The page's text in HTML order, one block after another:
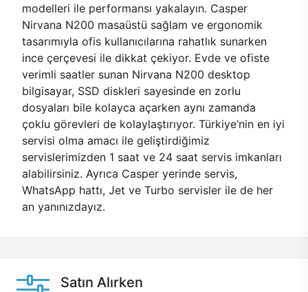
modelleri ile performansı yakalayın. Casper
Nirvana N200 masaüstü sağlam ve ergonomik
tasarımıyla ofis kullanıcılarına rahatlık sunarken
ince çerçevesi ile dikkat çekiyor. Evde ve ofiste
verimli saatler sunan Nirvana N200 desktop
bilgisayar, SSD diskleri sayesinde en zorlu
dosyaları bile kolayca açarken aynı zamanda
çoklu görevleri de kolaylaştırıyor. Türkiye’nin en iyi
servisi olma amacı ile geliştirdiğimiz
servislerimizden 1 saat ve 24 saat servis imkanları
alabilirsiniz. Ayrıca Casper yerinde servis,
WhatsApp hattı, Jet ve Turbo servisler ile de her
an yanınızdayız.
Satın Alırken